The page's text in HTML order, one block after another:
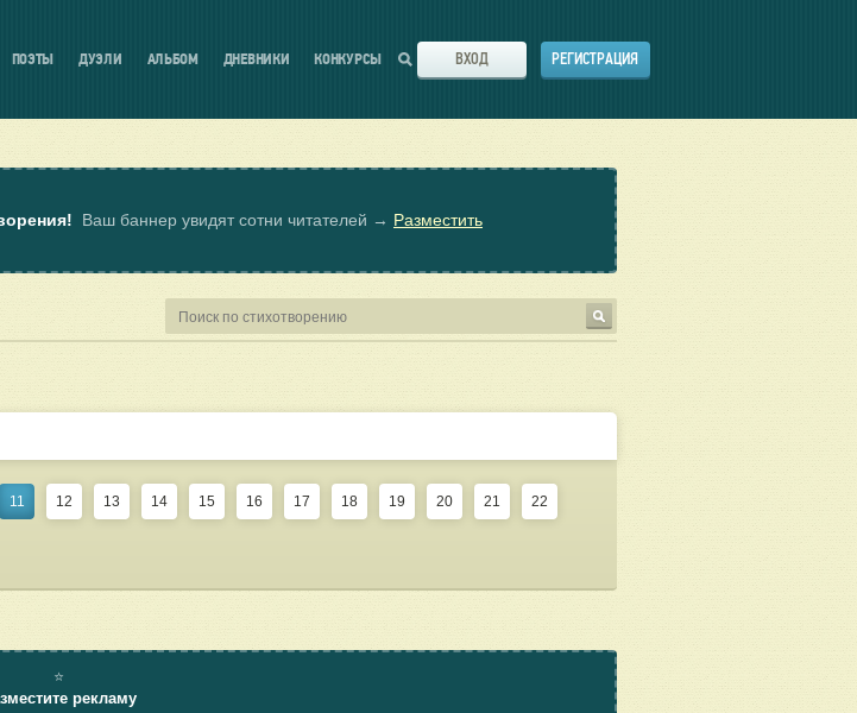
ПОЭТЫ ДУЭЛИ АЛЬБОМ ДНЕВНИКИ КОНКУРСЫ ВХОД РЕГИСТРАЦИЯ
Ваш баннер увидят сотни читателей → Разместить
11 12 13 14 15 16 17 18 19 20 21 22
⭐
рекламу